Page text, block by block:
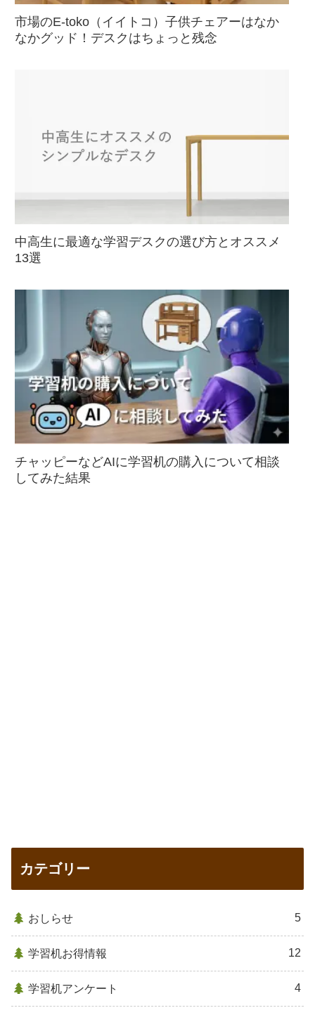
市場のE-toko（イイトコ）子供チェアーはなか
なかグッド！デスクはちょっと残念
中高生に最適な学習デスクの選び方とオススメ
13選
チャッピーなどAIに学習机の購入について相談
してみた結果
カテゴリー
おしらせ 5
学習机お得情報 12
学習机アンケート 4